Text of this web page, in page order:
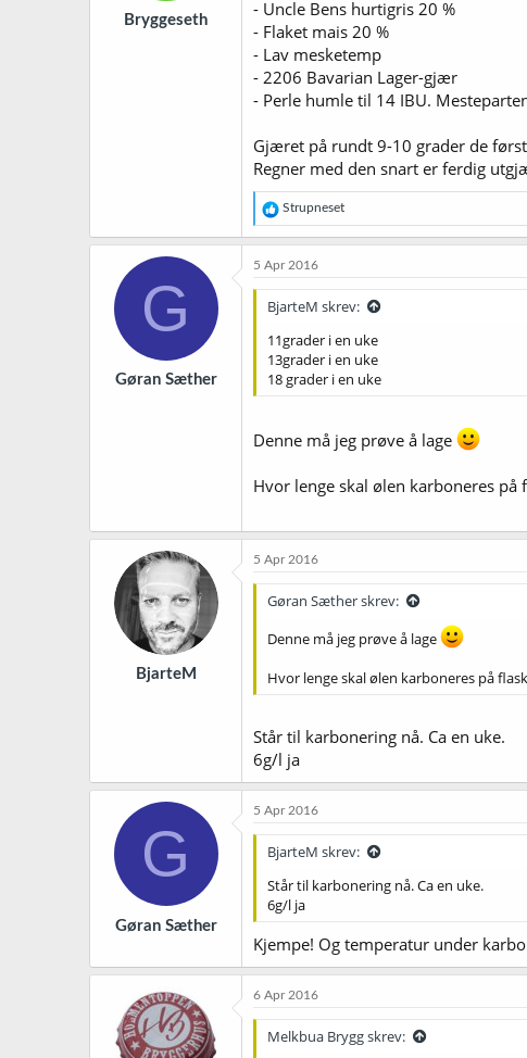
Bryggeseth
- Uncle Bens hurtigris 20 %
- Flaket mais 20 %
- Lav mesketemp
- 2206 Bavarian Lager-gjær
- Perle humle til 14 IBU.
Gjæret på rundt 9-10 grader de
Regner med den snart er ferdig
R
e
a
j
o
e
r
:
Strupneset
G
Gøran Sæther
5 Apr 2016
BjarteM skrev:
11grader i en uke
13grader i en uke
18 grader i en uke
Denne må jeg prøve å lage
Hvor lenge skal ølen karboneres
BjarteM
5 Apr 2016
Gøran Sæther skrev:
Denne må jeg prøve å lage
Hvor lenge skal ølen karboneres på
Står til karbonering nå. Ca en uke.
6g/l ja
G
Gøran Sæther
5 Apr 2016
BjarteM skrev:
Står til karbonering nå. Ca en uke.
6g/l ja
Kjempe! Og temperatur under
6 Apr 2016
Melkbua Brygg skrev: